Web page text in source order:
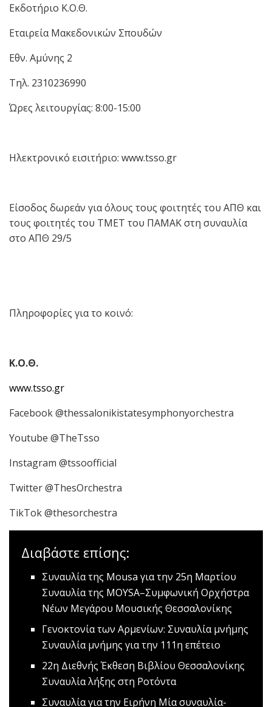
Εκδοτήριο Κ.Ο.Θ.
Εταιρεία Μακεδονικών Σπουδών
Εθν. Αμύνης 2
Τηλ. 2310236990
Ώρες λειτουργίας: 8:00-15:00
Ηλεκτρονικό εισιτήριο: www.tsso.gr
Είσοδος δωρεάν για όλους τους φοιτητές του ΑΠΘ και
τους φοιτητές του ΤΜΕΤ του ΠΑΜΑΚ στη συναυλία
στο ΑΠΘ 29/5
Πληροφορίες για το κοινό:
Κ.Ο.Θ.
www.tsso.gr
Facebook @thessalonikistatesymphonyorchestra
Youtube @TheTsso
Instagram @tssoofficial
Twitter @ThesOrchestra
TikTok @thesorchestra
Διαβάστε επίσης:
Συναυλία της Mousa για την 25η Μαρτίου
Συναυλία της MOYSA–Συμφωνική Ορχήστρα
Νέων Μεγάρου Μουσικής Θεσσαλονίκης
Γενοκτονία των Αρμενίων: Συναυλία μνήμης
Συναυλία μνήμης για την 111η επέτειο
22η Διεθνής Έκθεση Βιβλίου Θεσσαλονίκης
Συναυλία λήξης στη Ροτόντα
Συναυλία για την Ειρήνη Mία συναυλία-